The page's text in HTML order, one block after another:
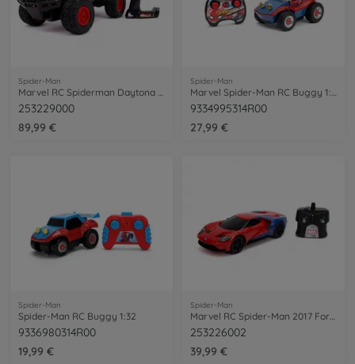
Spider-Man
Marvel RC Spiderman Daytona 1:12
253229000
89,99 €
Spider-Man
Marvel Spider-Man RC Buggy 1:24
9334995314R00
27,99 €
Spider-Man
Spider-Man RC Buggy 1:32
9336980314R00
19,99 €
Spider-Man
253226002
39,99 €